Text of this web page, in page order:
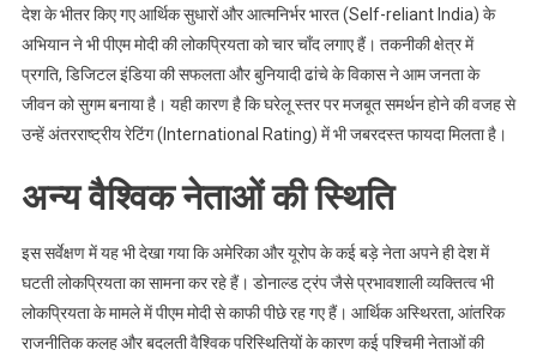
देश के भीतर किए गए आर्थिक सुधारों और आत्मनिर्भर भारत (Self-reliant India) के
अभियान ने भी पीएम मोदी की लोकप्रियता को चार चाँद लगाए हैं। तकनीकी क्षेत्र में
प्रगति, डिजिटल इंडिया की सफलता और बुनियादी ढांचे के विकास ने आम जनता के
जीवन को सुगम बनाया है। यही कारण है कि घरेलू स्तर पर मजबूत समर्थन होने की वजह से
उन्हें अंतरराष्ट्रीय रेटिंग (International Rating) में भी जबरदस्त फायदा मिलता है।
अन्य वैश्विक नेताओं की स्थिति
इस सर्वेक्षण में यह भी देखा गया कि अमेरिका और यूरोप के कई बड़े नेता अपने ही देश में
घटती लोकप्रियता का सामना कर रहे हैं। डोनाल्ड ट्रंप जैसे प्रभावशाली व्यक्तित्व भी
लोकप्रियता के मामले में पीएम मोदी से काफी पीछे रह गए हैं। आर्थिक अस्थिरता, आंतरिक
राजनीतिक कलह और बदलती वैश्विक परिस्थितियों के कारण कई पश्चिमी नेताओं की